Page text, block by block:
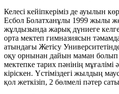
Келесі кейіпкеріміз де ауылын
Есбол Болатханұлы 1999 жылы
жұлдызында жарық дүниеге
орта мектеп гимназиясын
атындағы Жетісу
оқу орнынан дайын маман болып
мектепке тарих пәнінің
кіріскен. Үстіміздегі жылдың
қол жеткізіп, 2 бөлмелі пәтер